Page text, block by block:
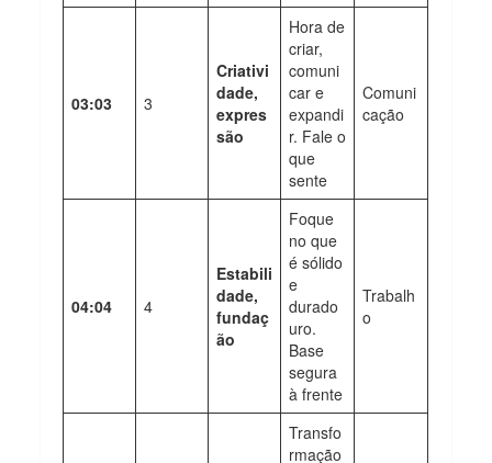
03:03 3
Criativi
dade,
expres
são
Hora de
criar,
comuni
car e
expandi
r. Fale o
que
sente
Comuni
cação
04:04 4
Estabili
dade,
fundaç
ão
Foque
no que
é sólido
e
durado
uro.
Base
segura
à frente
Trabalh
o
Transfo
rmação